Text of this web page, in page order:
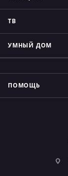
ТВ
УМНЫЙ ДОМ
ПОМОЩЬ